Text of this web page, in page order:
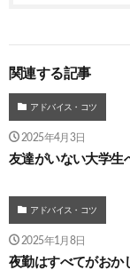
関連する記事
アドバイス・コツ
2025年4月3日
友達がいない大学生
アドバイス・コツ
2025年1月8日
夜勤はすべてがおか